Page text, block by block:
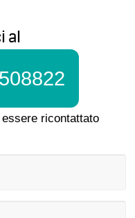
al
ricontattato